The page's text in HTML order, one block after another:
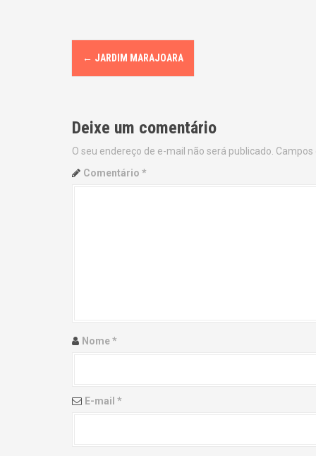
P
o
t
n
n
← JARDIM MARAJOARA
Deixe um comentário
O seu endereço de e-mail não será publicado.
Comentário *
Nome*
E-mail *